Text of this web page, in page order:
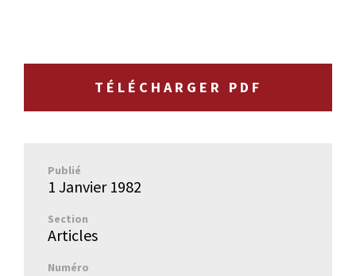
TÉLÉCHARGER PDF
Publié
1 Janvier 1982
Section
Articles
Numéro